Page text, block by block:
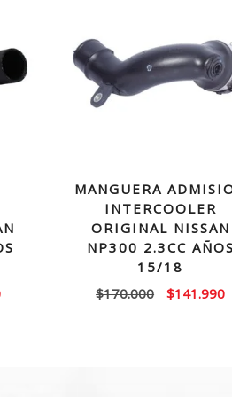
El
MANGUERA
INTERCOOLER
ORIGINAL NISSAN
NP300 2.3CC AÑOS
15/18
$170.000
El
$141.990El